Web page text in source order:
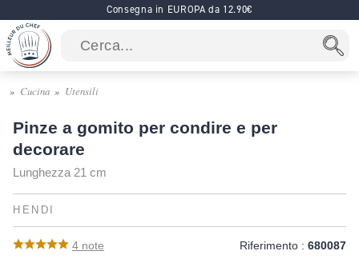
Consegna in EUROPA da 12.90€
Cucina Utensili
Pinze a gomito per condire e per
decorare
Lunghezza 21 cm
HENDI
4 note Riferimento : 680087